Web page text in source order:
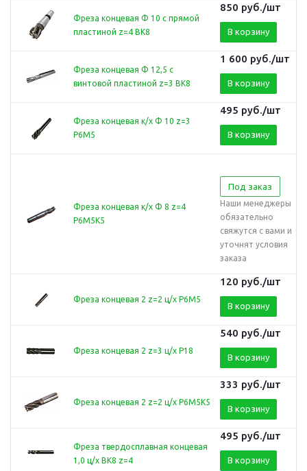
Фреза концевая Ф 10 с прямой
пластиной z=4 ВК8
850 руб./шт
В корзину
Фреза концевая Ф 12,5 с
винтовой пластиной z=3 ВК8
1 600 руб./шт
В корзину
Фреза концевая к/х Ф 10 z=3
Р6М5
495 руб./шт
В корзину
Фреза концевая к/х Ф 8 z=4
Р6М5К5
Под заказ
Наши менеджеры
обязательно
свяжутся с вами и
уточнят условия
заказа
Фреза концевая 2 z=2 ц/х Р6М5
120 руб./шт
В корзину
Фреза концевая 2 z=3 ц/х Р18
540 руб./шт
В корзину
Фреза концевая 2 z=2 ц/х Р6М5К5
333 руб./шт
В корзину
Фреза твердосплавная концевая
1,0 ц/х ВК8 z=4
495 руб./шт
В корзину